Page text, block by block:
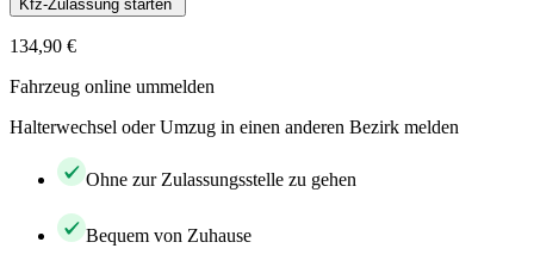
Kfz-Zulassung starten
134,90 €
Fahrzeug online ummelden
Halterwechsel oder Umzug in einen anderen Bezirk melden
Ohne zur Zulassungsstelle zu gehen
Bequem von Zuhause